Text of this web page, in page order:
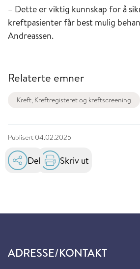
– Dette er viktig kunnskap for å
kreftpasienter får best mulig
Andreassen.
Relaterte emner
Kreft, Kreftregisteret og kreftscreening
Publisert 04.02.2025
Del Skriv ut
ADRESSE/KONTAKT